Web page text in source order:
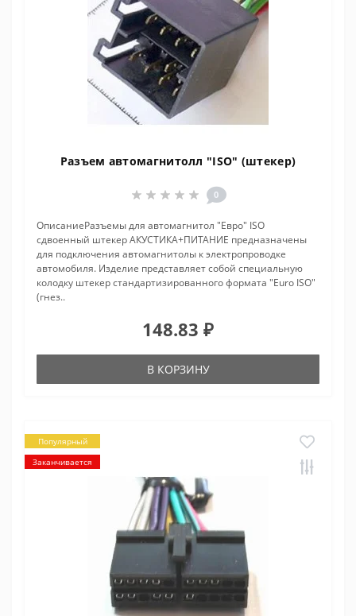
Разъем автомагнитолл "ISO" (штекер)
0
ОписаниеРазъемы для автомагнитол "Евро" ISO
сдвоенный штекер АКУСТИКА+ПИТАНИЕ предназначены
для подключения автомагнитолы к электропроводке
автомобиля. Изделие представляет собой специальную
колодку штекер стандартизированного формата "Euro ISO"
(гнез..
148.83 ₽
В КОРЗИНУ
Популярный
Заканчивается